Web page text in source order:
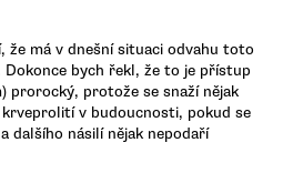
že má v dnešní situaci odvahu toto
bych řekl, že to je přístup
prorocký, protože se snaží nějak
v budoucnosti, pokud se
dalšího násilí nějak nepodaří